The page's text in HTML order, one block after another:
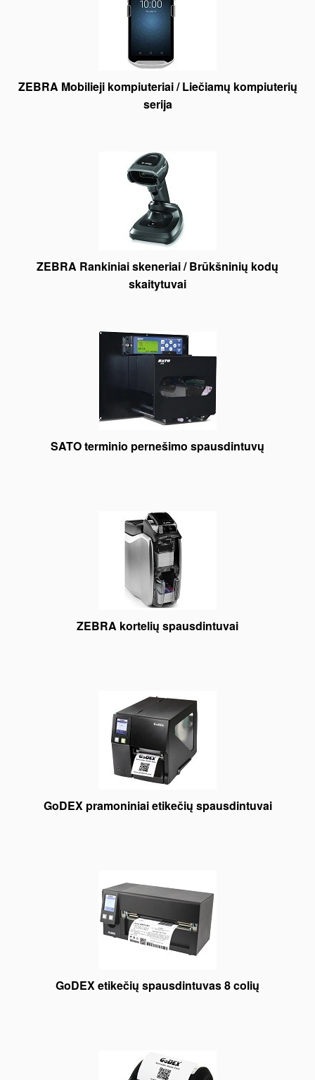
ZEBRA Mobilieji kompiuteriai / Liečiamų kompiuterių
serija
ZEBRA Rankiniai skeneriai / Brūkšninių kodų
skaitytuvai
SATO terminio pernešimo spausdintuvų
ZEBRA kortelių spausdintuvai
GoDEX pramoniniai etikečių spausdintuvai
GoDEX etikečių spausdintuvas 8 colių